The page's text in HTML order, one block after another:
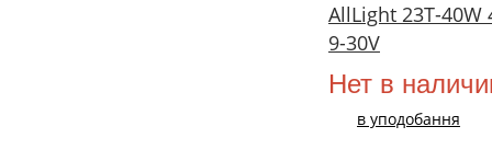
AllLight 23T-40W
9-30V
Нет в
в уподобання